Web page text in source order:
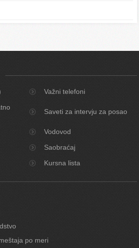
Važni telefoni
Saveti za intervju za posao
Vodovod
Saobraćaj
Kursna lista
po meri